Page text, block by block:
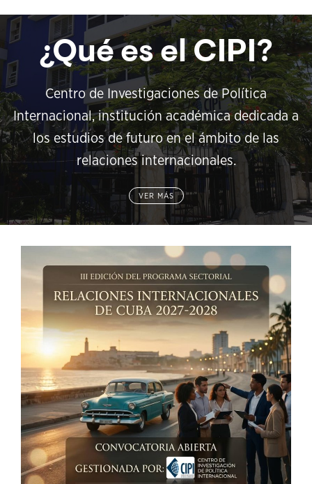
¿Qué es el CIPI?
Centro de Investigaciones de Política
Internacional, institución académica dedicada a
los estudios de futuro en el ámbito de las
relaciones internacionales.
VER MÁS